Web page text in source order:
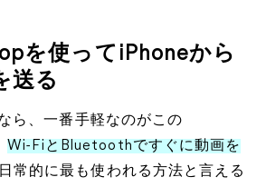
を使ってiPhoneから
送る
ら、一番手軽なのがこの
Wi-FiとBluetoothですぐに動画を
常的に最も使われる方法と言える